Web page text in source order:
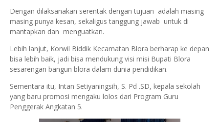
Dengan dilaksanakan serentak dengan tujuan adalah masing
masing punya kesan, sekaligus tanggung jawab untuk di
mantapkan dan menguatkan.
Lebih lanjut, Korwil Biddik Kecamatan Blora berharap ke depan
bisa lebih baik, jadi bisa mendukung visi misi Bupati Blora
sesarengan bangun blora dalam dunia pendidikan.
Sementara itu, Intan Setiyaningsih, S. Pd .SD, kepala sekolah
yang baru promosi mengaku lolos dari Program Guru
Penggerak Angkatan 5.